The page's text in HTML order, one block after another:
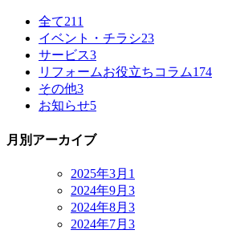
全て211
イベント・チラシ23
サービス3
リフォームお役立ちコラム174
その他3
お知らせ5
月別アーカイブ
2025年3月 1
2024年9月 3
2024年8月 3
2024年7月 3